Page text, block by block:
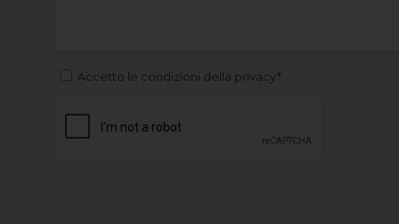
Accetto le condizioni della privacy*